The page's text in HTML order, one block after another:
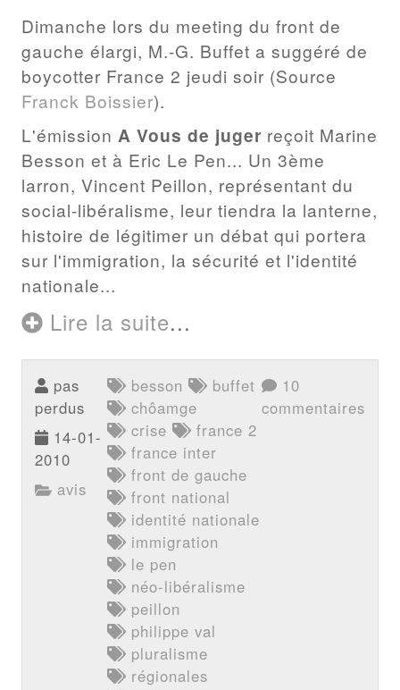
Dimanche lors du meeting du front de
gauche élargi, M.-G. Buffet a suggéré de
boycotter France 2 jeudi soir (Source
Franck Boissier).
L'émission A Vous de juger reçoit Marine
Besson et à Eric Le Pen... Un 3ème
larron, Vincent Peillon, représentant du
social-libéralisme, leur tiendra la lanterne,
histoire de légitimer un débat qui portera
sur l'immigration, la sécurité et l'identité
nationale...
Lire la suite...
pas
perdus
14-01-
2010
avis
besson
buffet
chôamge
crise
france 2
france inter
front de gauche
front national
identité nationale
immigration
le pen
néo-libéralisme
peillon
philippe val
pluralisme
régionales
10
commentaires